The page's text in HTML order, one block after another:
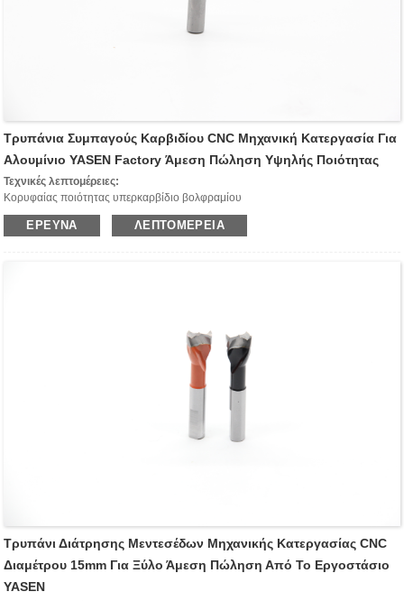
Τρυπάνια Συμπαγούς Καρβιδίου CNC Μηχανική Κατεργασία Για
Αλουμίνιο YASEN Factory Άμεση Πώληση Υψηλής Ποιότητας
Τεχνικές λεπτομέρειες:
Κορυφαίας ποιότητας υπερκαρβίδιο βολφραμίου
2 σπειροειδείς κοπτικές άκρες (Z2)
Παρέχετε εξαιρετικό φινίρισμα στην κάτω πλευρά του τεμαχίου εργασίας
ΈΡΕΥΝΑ ΛΕΠΤΟΜΈΡΕΙΑ
Τρυπάνι Διάτρησης Μεντεσέδων Μηχανικής Κατεργασίας CNC
Διαμέτρου 15mm Για Ξύλο Άμεση Πώληση Από Το Εργοστάσιο
YASEN